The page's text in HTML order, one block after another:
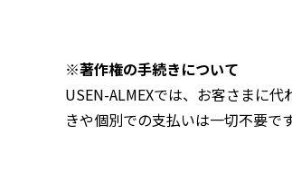
※著作権の手続きについて
USEN-ALMEXでは、お客さまに
きや個別での支払いは一切不要です